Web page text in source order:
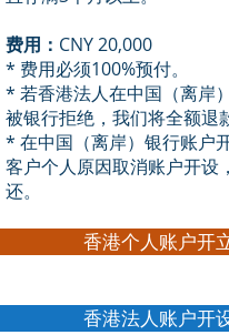
费用： CNY 20,000
* 费用必须100%预付。
* 若香港法人在中国（离岸
被银行拒绝，我们将全额退
* 在中国（离岸）银行账户
客户个人原因取消账户开设
还。
香港个人账户开
香港法人账户开